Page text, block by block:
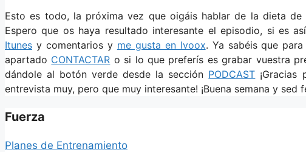
Esto es todo, la próxima vez que oigáis hablar de la dieta
Espero que os haya resultado interesante el episodio, si es
Itunes y comentarios y me gusta en Ivoox. Ya sabéis que
apartado CONTACTAR o si lo que preferís es grabar vuestra
dándole al botón verde desde la sección PODCAST
entrevista muy, pero que muy interesante! ¡Buena semana y sed
Fuerza
Planes de Entrenamiento